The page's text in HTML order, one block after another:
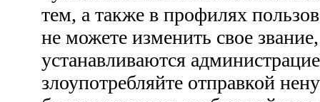
тем, а также в профилях
не можете изменить свое
устанавливаются
злоупотребляйте отправкой